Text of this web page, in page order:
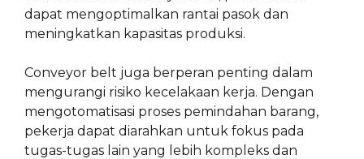
dapat mengoptimalkan rantai pasok dan
meningkatkan kapasitas produksi.
Conveyor belt juga berperan penting dalam
mengurangi risiko kecelakaan kerja. Dengan
mengotomatisasi proses pemindahan barang,
pekerja dapat diarahkan untuk fokus pada
tugas-tugas lain yang lebih kompleks dan